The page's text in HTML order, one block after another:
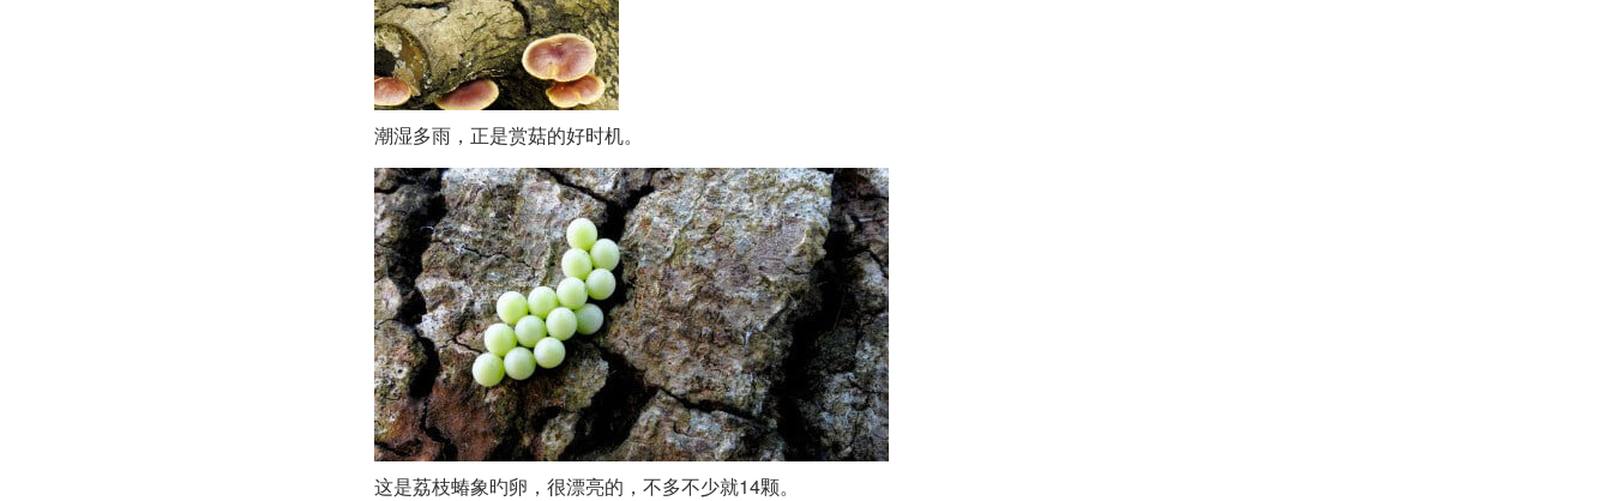
潮湿多雨，正是赏菇的好时机。
这是荔枝蝽象旳卵，很漂亮的，不多不少就14颗。